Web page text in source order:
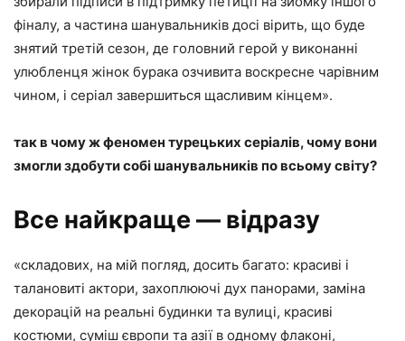
фіналу, а частина шанувальників досі вірить, що буде
знятий третій сезон, де головний герой у виконанні
улюбленця жінок бурака озчивита воскресне чарівним
чином, і серіал завершиться щасливим кінцем».
так в чому ж феномен турецьких серіалів, чому вони
змогли здобути собі шанувальників по всьому світу?
Все найкраще — відразу
«складових, на мій погляд, досить багато: красиві і
талановиті актори, захоплюючі дух панорами, заміна
декорацій на реальні будинки та вулиці, красиві
костюми, суміш європи та азії в одному флаконі,